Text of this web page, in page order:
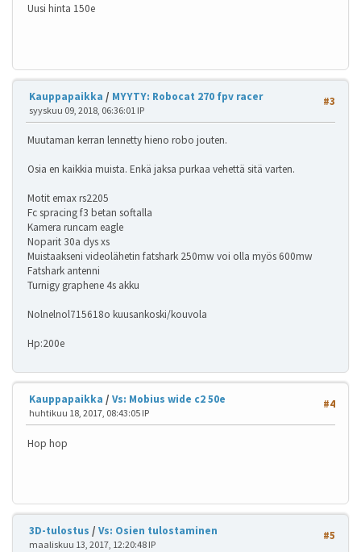
Uusi hinta 150e
#3
Kauppapaikka / MYYTY: Robocat 270 fpv racer
syyskuu 09, 2018, 06:36:01 IP
Muutaman kerran lennetty hieno robo jouten.
Osia en kaikkia muista. Enkä jaksa purkaa vehettä sitä varten.
Motit emax rs2205
Fc spracing f3 betan softalla
Kamera runcam eagle
Noparit 30a dys xs
Muistaakseni videolähetin fatshark 250mw voi olla myös 600mw
Fatshark antenni
Turnigy graphene 4s akku
Nolnelnol715618o kuusankoski/kouvola
Hp:200e
#4
Kauppapaikka / Vs: Mobius wide c2 50e
huhtikuu 18, 2017, 08:43:05 IP
Hop hop
#5
3D-tulostus / Vs: Osien tulostaminen
maaliskuu 13, 2017, 12:20:48 IP